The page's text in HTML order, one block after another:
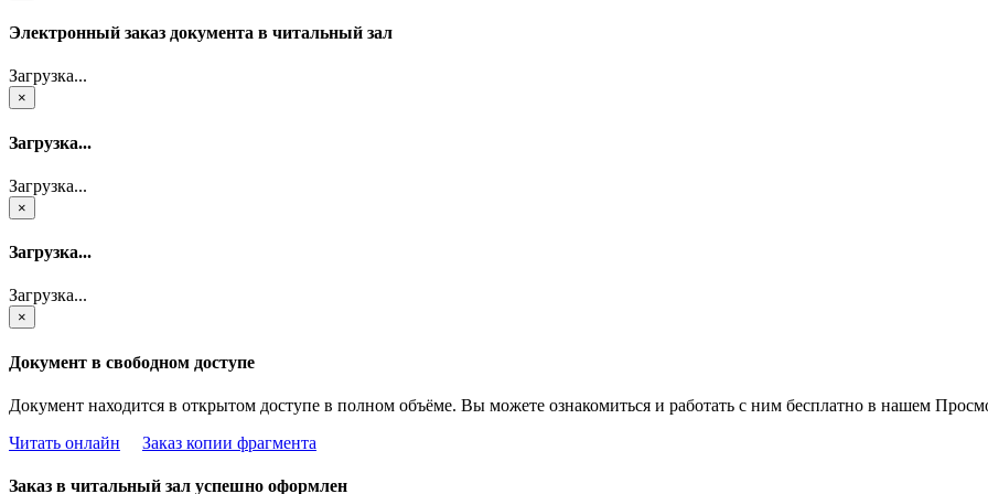
Электронный заказ документа в читальный зал
Загрузка...
×
Загрузка...
Загрузка...
×
Загрузка...
Загрузка...
×
Документ в свободном доступе
Документ находится в открытом доступе в полном объёме. Вы можете ознакомиться и работать с ним бесплатно в нашем
Читать онлайн
Заказ копии фрагмента
Заказ в читальный зал успешно оформлен